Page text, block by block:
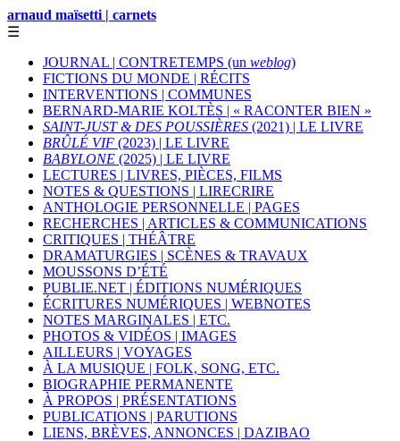
arnaud maïsetti | carnets
☰
JOURNAL | CONTRETEMPS (un weblog)
FICTIONS DU MONDE | RÉCITS
INTERVENTIONS | COMMUNES
BERNARD-MARIE KOLTÈS | « RACONTER BIEN »
SAINT-JUST & DES POUSSIÈRES (2021) | LE LIVRE
BRÛLÉ VIF (2023) | LE LIVRE
BABYLONE (2025) | LE LIVRE
LECTURES | LIVRES, PIÈCES, FILMS
NOTES & QUESTIONS | LIRECRIRE
ANTHOLOGIE PERSONNELLE | PAGES
RECHERCHES | ARTICLES & COMMUNICATIONS
CRITIQUES | THÉÂTRE
DRAMATURGIES | SCÈNES & TRAVAUX
MOUSSONS D’ÉTÉ
PUBLIE.NET | ÉDITIONS NUMÉRIQUES
ÉCRITURES NUMÉRIQUES | WEBNOTES
NOTES MARGINALES | ETC.
PHOTOS & VIDÉOS | IMAGES
AILLEURS | VOYAGES
À LA MUSIQUE | FOLK, SONG, ETC.
BIOGRAPHIE PERMANENTE
À PROPOS | PRÉSENTATIONS
PUBLICATIONS | PARUTIONS
LIENS, BRÈVES, ANNONCES | DAZIBAO